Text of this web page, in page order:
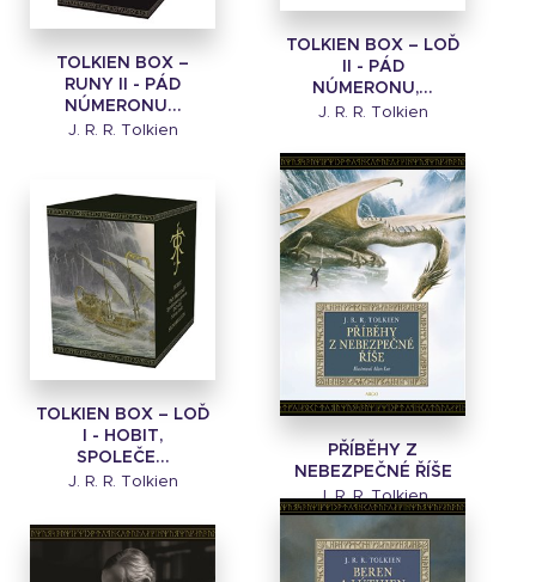
TOLKIEN BOX –
RUNY II - PÁD
NÚMERONU...
J. R. R. Tolkien
TOLKIEN BOX – LOĎ
II - PÁD
NÚMERONU,...
J. R. R. Tolkien
TOLKIEN BOX – LOĎ
I - HOBIT,
SPOLEČE...
J. R. R. Tolkien
PŘÍBĚHY Z
NEBEZPEČNÉ ŘÍŠE
J. R. R. Tolkien